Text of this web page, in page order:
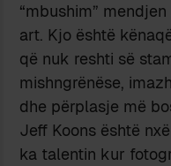
“mbushim”
art. Kjo është
që nuk reshti së
mishngrënëse,
dhe përplasje më
Jeff Koons është
ka talentin kur